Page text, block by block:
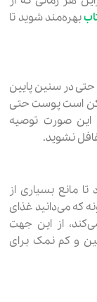
بهره‌مند شوید تا
حتی در سنین پایین
است پوست حتی
این صورت توصیه
نشوید.
مانع بسیاری از
که می‌دانید غذای
از این جهت
و کم نمک برای